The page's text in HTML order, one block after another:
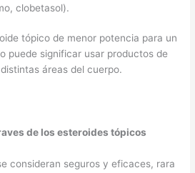
clobetasol).
tópico de menor potencia para un
puede significar usar productos de
áreas del cuerpo.
de los esteroides tópicos
consideran seguros y eficaces, rara